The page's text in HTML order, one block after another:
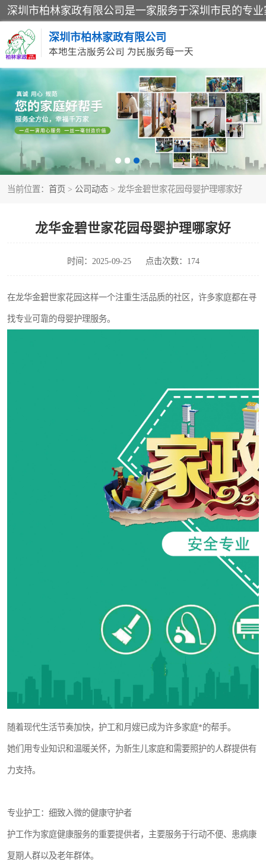
深圳市柏林家政有限公司
本地生活服务公司 为民服务每一天
当前位置： 首页 > 公司动态 > 龙华金碧世家花园母婴护理哪家好
龙华金碧世家花园母婴护理哪家好
时间：2025-09-25 点击次数：174
在龙华金碧世家花园这样一个注重生活品质的社区，许多家庭都在寻
找专业可靠的母婴护理服务。
随着现代生活节奏加快，护工和月嫂已成为许多家庭*的帮手。
她们用专业知识和温暖关怀，为新生儿家庭和需要照护的人群提供有
力支持。
专业护工：细致入微的健康守护者
护工作为家庭健康服务的重要提供者，主要服务于行动不便、患病康
复期人群以及老年群体。
家居保洁
家庭保姆